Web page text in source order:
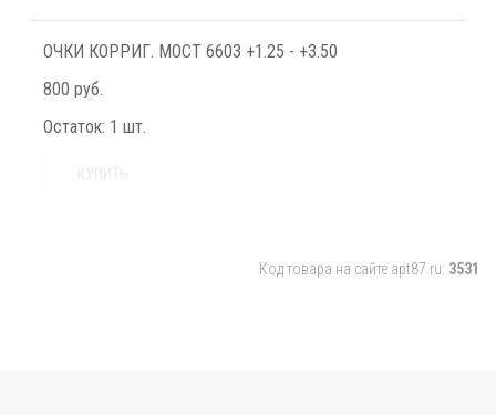
ОЧКИ КОРРИГ. МОСТ 6603 +1.25 - +3.50
800 руб.
Остаток: 1 шт.
Код товара на сайте apt87.ru: 3531